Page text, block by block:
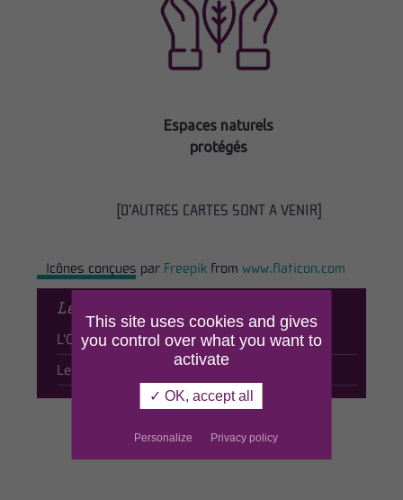
Le centre de ressources
L'Observatoire du Morvan
Les observatoires de nos partenaires
Espaces naturels
protégés
[D’AUTRES CARTES SONT A VENIR]
Icônes conçues par Freepik fromwww.flaticon.com
This site uses cookies and gives
you control over what you want to
activate
✓ OK, accept all
Personalize Privacy policy